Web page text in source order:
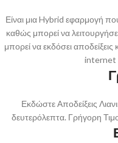
Είναι μια Hybrid εφαρμογή
καθώς μπορεί να
μπορεί να εκδόσει
internet
Εκδώστε Αποδείξεις
δευτερόλεπτα. Γρήγορη